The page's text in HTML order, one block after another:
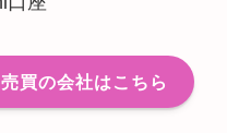
買の会社はこちら